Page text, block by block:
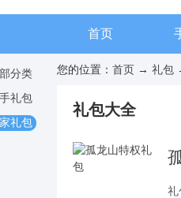
首页
您的位置： 首页 → 礼包
礼包大全
礼
分类
礼包
礼包